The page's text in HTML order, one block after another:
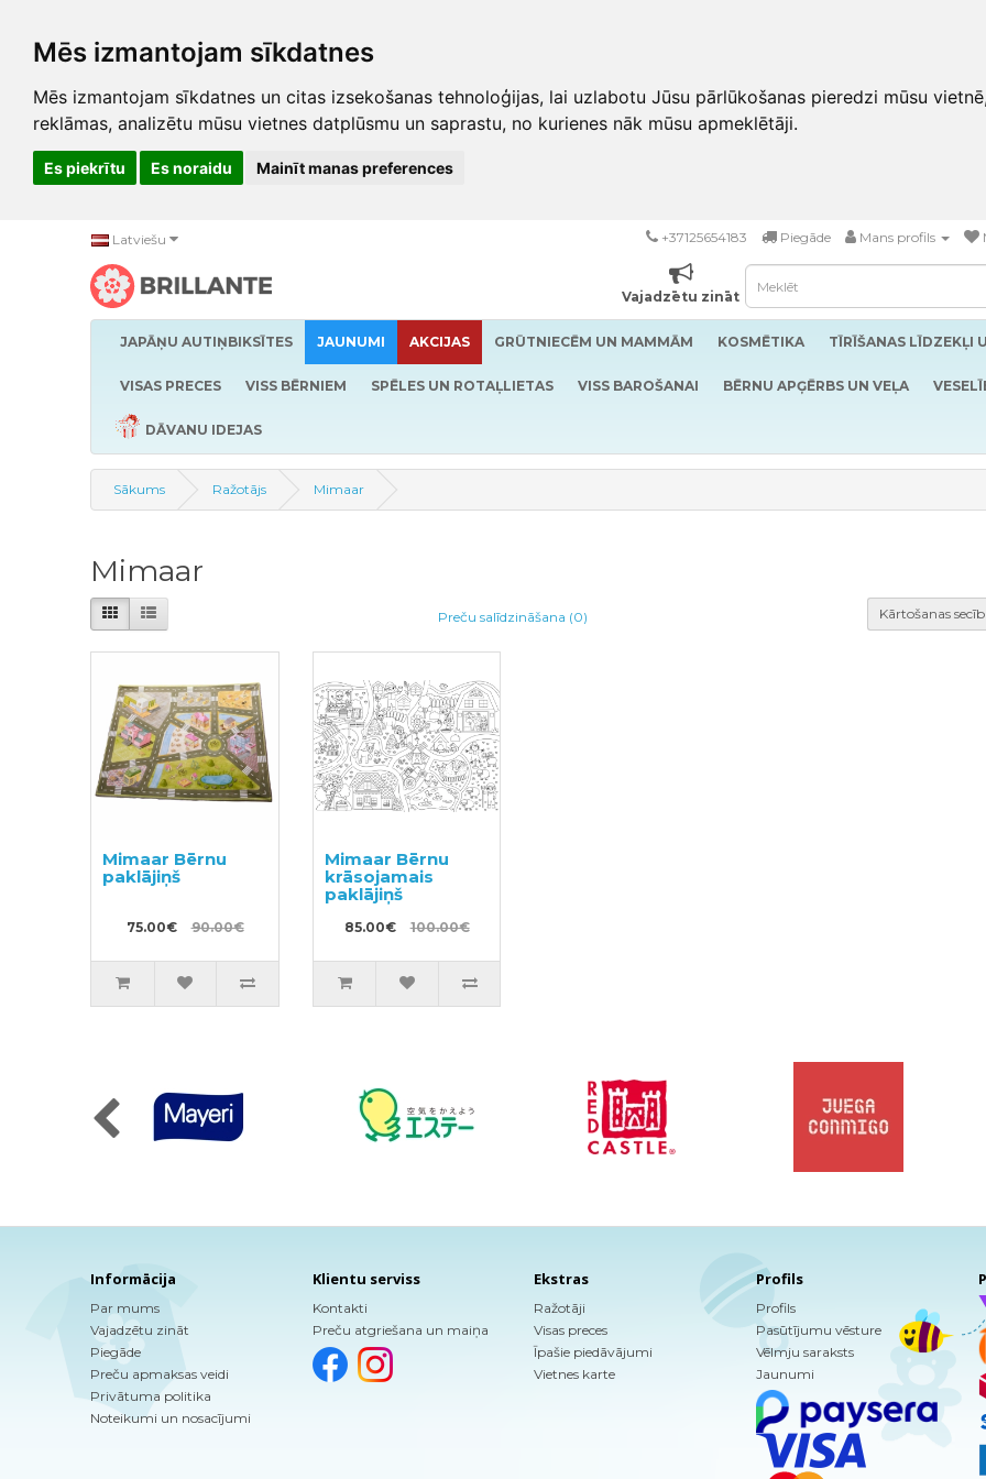
Mēs izmantojam sīkdatnes
Mēs izmantojam sīkdatnes un citas izsekošanas tehnoloģijas, lai uzlabotu Jūsu pārlūkošanas pieredzi mūsu
reklāmas, analizētu mūsu vietnes datplūsmu un saprastu, no kurienes nāk mūsu apmeklētāji.
Es piekrītu Es noraidu Mainīt manas preferences
Latviešu +37125654183 Piegāde Mans profils
Vajadzētu zināt
JAPĀŅU AUTIŅBIKSĪTES JAUNUMI AKCIJAS GRŪTNIECĒM UN MAMMĀM KOSMĒTIKA TĪRĪŠANAS LĪDZEKĻI
VISAS PRECES VISS BĒRNIEM SPĒLES UN ROTAĻLIETAS VISS BAROŠANAI BĒRNU APĢĒRBS UN VEĻA
DĀVANU IDEJAS
Sākums Ražotājs Mimaar
Mimaar
Preču salīdzināšana (0) Kārtošanas
Mimaar Bērnu
paklājiņš
75.00€ 90.00€
Mimaar Bērnu
krāsojamais
paklājiņš
85.00€ 100.00€
Informācija
Par mums
Vajadzētu zināt
Piegāde
Preču apmaksas veidi
Privātuma politika
Noteikumi un nosacījumi
Klientu serviss
Kontakti
Preču atgriešana un maiņa
Ekstras
Ražotāji
Visas preces
Īpašie piedāvājumi
Vietnes karte
Profils
Profils
Pasūtījumu vēsture
Vēlmju saraksts
Jaunumi